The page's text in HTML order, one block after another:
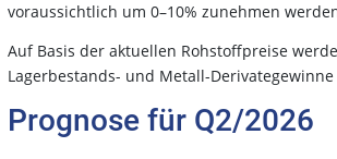
voraussichtlich um 0–10% zunehmen
Auf Basis der aktuellen Rohstoffpreise
Lagerbestands- und Metall-
Prognose für Q2/2026